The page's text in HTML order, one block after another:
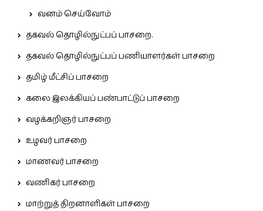
வனம் செய்வோம்
தகவல் தொழில்நுட்பப் பாசறை.
தகவல் தொழில்நுட்பப் பணியாளர்கள் பாசறை
தமிழ் மீட்சிப் பாசறை
கலை இலக்கியப் பண்பாட்டுப் பாசறை
வழக்கறிஞர் பாசறை
உழவர் பாசறை
மாணவர் பாசறை
வணிகர் பாசறை
மாற்றுத் திறனாளிகள் பாசறை